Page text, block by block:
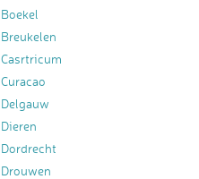
Boekel
Breukelen
Casrtricum
Curacao
Delgauw
Dieren
Dordrecht
Drouwen